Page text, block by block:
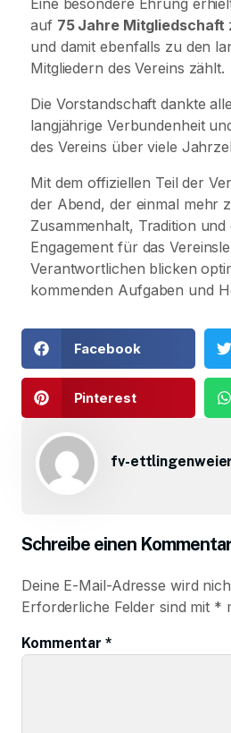
Eine besondere Ehrung
auf 75 Jahre Mitgliedschaft
und damit ebenfalls zu den
Mitgliedern des Vereins zählt.
Die Vorstandschaft dankte
langjährige Verbundenheit
des Vereins über viele
Mit dem offiziellen Teil der
der Abend, der einmal mehr
Zusammenhalt, Tradition
Engagement für das
Verantwortlichen blicken
kommenden Aufgaben und
Facebook
Pinterest
fv-ettlingenweier
Schreibe einen Kommentar
Deine E-Mail-Adresse wird
Erforderliche Felder sind mit *
Kommentar*